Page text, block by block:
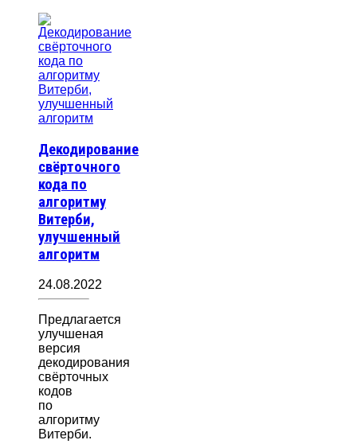
Декодирование
свёрточного
кода по
алгоритму
Витерби,
улучшенный
алгоритм
24.08.2022
Предлагается
улучшеная
версия
декодирования
свёрточных
кодов
по
алгоритму
Витерби.